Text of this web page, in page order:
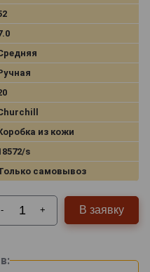
из кожи
s
самовывоз
- + В заявку